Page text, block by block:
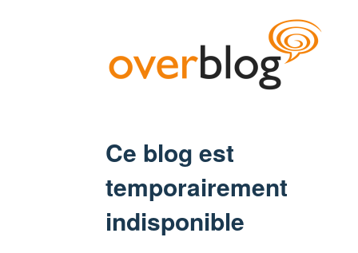
Ce blog est
temporairement
indisponible